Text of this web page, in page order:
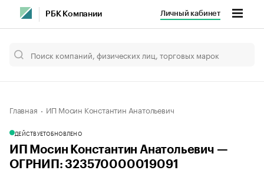
РБК Компании Личный кабинет
Главная ИП Мосин Константин Анатольевич
ДЕЙСТВУЕТОБНОВЛЕНО
ИП Мосин Константин Анатольевич —
ОГРНИП: 323570000019091